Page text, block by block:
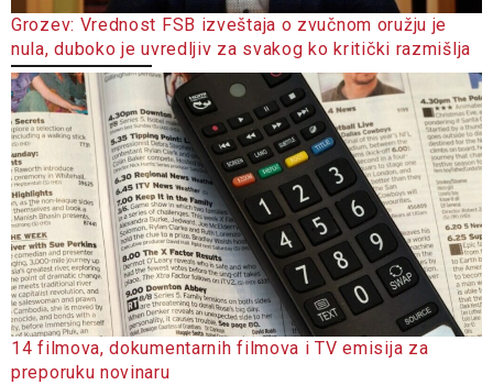
Grozev: Vrednost FSB izveštaja o zvučnom oružju je
nula, duboko je uvredljiv za svakog ko kritički razmišlja
14 filmova, dokumentarnih filmova i TV emisija za
preporuku novinaru